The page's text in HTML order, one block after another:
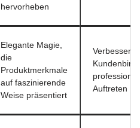
hervorheben
Elegante Magie,
die
Produktmerkmale
auf faszinierende
Weise präsentiert
Auftreten